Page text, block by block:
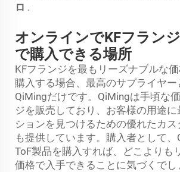
ロ .
オンラインでKFフラン
で購入できる場所
KFフランジを最もリーズナブルな
購入する場合、最高のサプライヤ
QiMingだけです。QiMingは手頃な
ジを販売しており、お客様の用途
ションを見つけるための優れたカス
も提供しています。購入者として
ToF製品を購入すれば、どこよりも
価格で入手できることに気づくでし